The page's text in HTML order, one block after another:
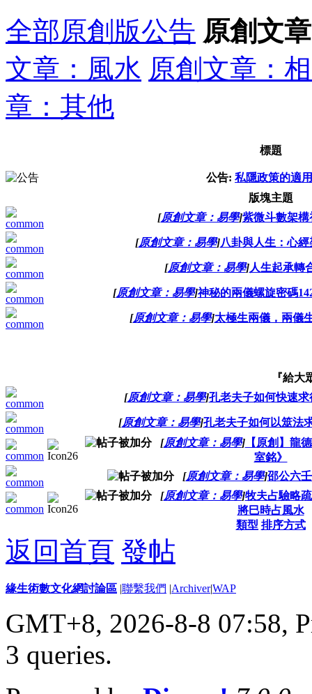
全部原創版公告 原創文
文章：風水 原創文章：
章：其他
標題
公告: 私隱政策的適
版塊主題
[原創文章：易學]紫微斗數架構
[原創文章：易學]八卦與人生：心經
[原創文章：易學]人生起承轉
[原創文章：易學]神秘的兩儀螺旋密碼
[原創文章：易學]太極生兩儀，兩儀
『給
[原創文章：易學]孔老夫子如何快速求
[原創文章：易學]孔老夫子如何以筮法
[原創文章：易學]【原創】龍
室銘》
[原創文章：易學]邵公六
[原創文章：易學]牧夫占驗略
將巳時占風水
類型 排序方式
返回首頁 發帖
緣生術數文化網討論區 |聯繫我們 |Archiver|WAP
GMT+8, 2026-8-8 07:58,
3 queries.